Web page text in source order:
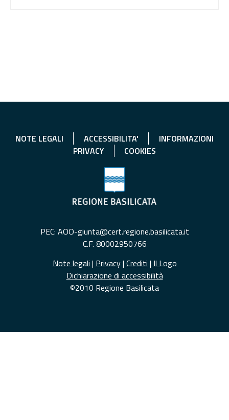
NOTE LEGALI ACCESSIBILITA'
INFORMAZIONI
PRIVACY
COOKIES
PEC: AOO-giunta@cert.regione.basilicata.it
C.F. 80002950766
Note legali | Privacy| Crediti | Il Logo
Dichiarazione di accessibilità
©2010 Regione Basilicata